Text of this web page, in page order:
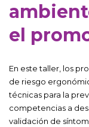
el
En este taller, los
de riesgo
técnicas para la
competencias a
validación de